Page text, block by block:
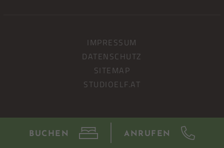
BUCHEN ANRUFEN
IMPRESSUM
DATENSCHUTZ
SITEMAP
STUDIOELF.AT